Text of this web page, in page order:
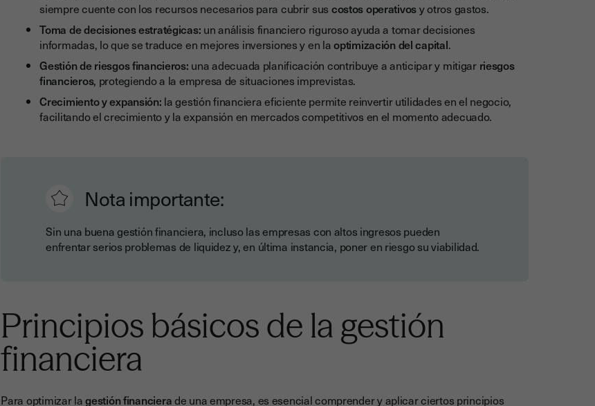
siempre cuente con los recursos necesarios para cubrir sus costos operativosy otros gastos.
Toma de decisiones estratégicas: un análisis financiero riguroso ayuda a tomar decisiones
informadas, lo que se traduce en mejores inversiones y en laoptimización del capital.
Gestión de riesgos financieros: una adecuada planificación contribuye a anticipar y mitigar riesgos
financieros, protegiendo a la empresa de situaciones imprevistas.
Crecimiento y expansión: la gestión financiera eficiente permite reinvertir utilidades en el negocio,
facilitando el crecimiento y la expansión en mercados competitivos en el momento adecuado.
Nota importante:
Sin una buena gestión financiera, incluso las empresas con altos ingresos pueden
enfrentar serios problemas de liquidez y, en última instancia, poner en riesgo su viabilidad.
Principios básicos de la gestión
financiera
Para optimizar lagestión financierade una empresa, es esencial comprender y aplicar ciertos principios